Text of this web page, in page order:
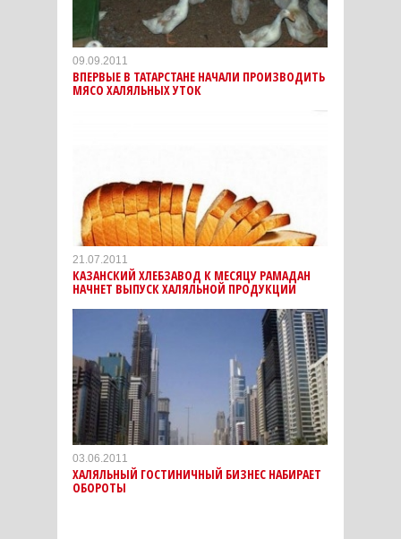
09.09.2011
ВПЕРВЫЕ В ТАТАРСТАНЕ НАЧАЛИ ПРОИЗВОДИТЬ
МЯСО ХАЛЯЛЬНЫХ УТОК
21.07.2011
КАЗАНСКИЙ ХЛЕБЗАВОД К МЕСЯЦУ РАМАДАН
НАЧНЕТ ВЫПУСК ХАЛЯЛЬНОЙ ПРОДУКЦИИ
03.06.2011
ХАЛЯЛЬНЫЙ ГОСТИНИЧНЫЙ БИЗНЕС НАБИРАЕТ
ОБОРОТЫ